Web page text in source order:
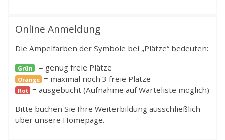
Online Anmeldung
Die Ampelfarben der Symbole bei „Plätze“ bedeuten:
Grün = genug freie Plätze
Orange = maximal noch 3 freie Plätze
Rot = ausgebucht (Aufnahme auf Warteliste möglich)
Bitte buchen Sie Ihre Weiterbildung ausschließlich
über unsere Homepage.